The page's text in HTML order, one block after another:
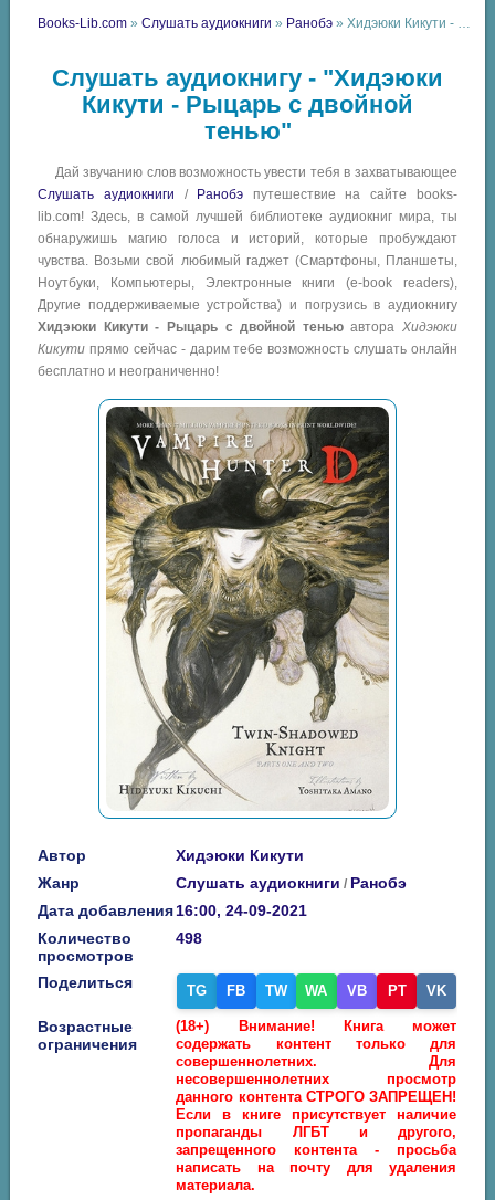
Books-Lib.com »Слушать аудиокниги » Ранобэ » Хидэюки Кикути - Рыцарь с двойной тенью
Слушать аудиокнигу - "Хидэюки
Кикути - Рыцарь с двойной
тенью"
Дай звучанию слов возможность увести тебя в захватывающее
Слушать аудиокниги / Ранобэ путешествие на сайте books-
lib.com! Здесь, в самой лучшей библиотеке аудиокниг мира, ты
обнаружишь магию голоса и историй, которые пробуждают
чувства. Возьми свой любимый гаджет (Смартфоны, Планшеты,
Ноутбуки, Компьютеры, Электронные книги (e-book readers),
Другие поддерживаемые устройства) и погрузись в аудиокнигу
Хидэюки Кикути - Рыцарь с двойной теньюавтора Хидэюки
Кикути прямо сейчас - дарим тебе возможность слушать онлайн
бесплатно и неограниченно!
Автор
Хидэюки Кикути
Жанр
Слушать аудиокниги / Ранобэ
Дата добавления16:00, 24-09-2021
Количество
просмотров
498
Поделиться TG FB TW WA VB PT VK
Возрастные
ограничения
(18+) Внимание! Книга может
содержать контент только для
совершеннолетних. Для
несовершеннолетних просмотр
данного контента СТРОГО ЗАПРЕЩЕН!
Если в книге присутствует наличие
пропаганды ЛГБТ и другого,
запрещенного контента - просьба
написать на почту для удаления
материала.